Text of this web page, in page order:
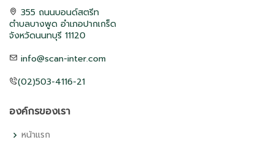
355 ถนนบอนด์สตรีท
ตำบลบางพูด อำเภอปากเกร็ด
จังหวัดนนทบุรี 11120
info@scan-inter.com
(02)503-4116-21
องค์กรของเรา
หน้าแรก